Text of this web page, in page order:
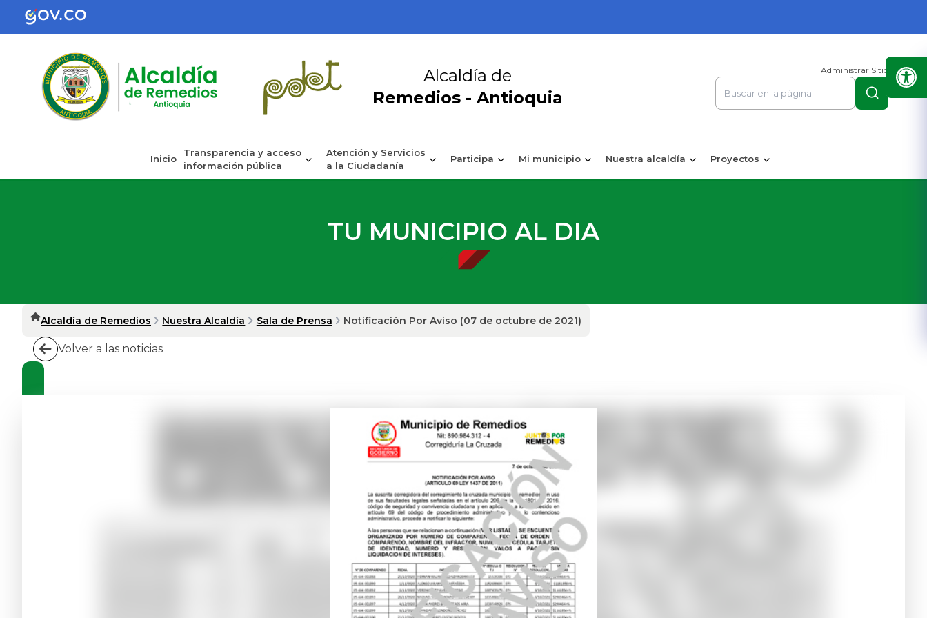
Alcaldía de
Remedios - Antioquia
Administrar Sitio
Inicio
Transparencia y acceso
información pública
Atención y Servicios
a la Ciudadanía
Participa Mi municipio Nuestra alcaldía Proyectos
TU MUNICIPIO AL DIA
Alcaldía de Remedios Nuestra Alcaldía Sala de Prensa Notificación Por Aviso (07 de octubre de 2021)
Volver a las noticias